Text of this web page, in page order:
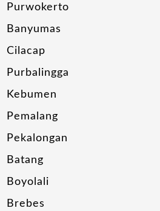
Purwokerto
Banyumas
Cilacap
Purbalingga
Kebumen
Pemalang
Pekalongan
Batang
Boyolali
Brebes